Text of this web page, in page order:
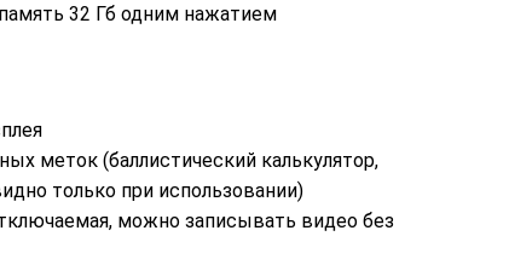
32 Гб одним нажатием
меток (баллистический калькулятор,
только при использовании)
можно записывать видео без